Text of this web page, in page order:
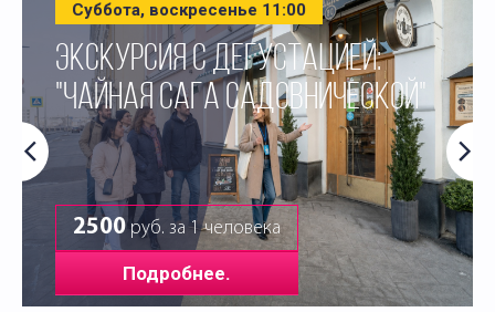
Суббота, воскресенье 11:00
ЭКСКУРСИЯ С ДЕГУСТАЦИЕЙ:
"ЧАЙНАЯ САГА САДОВНИЧЕСКОЙ"
2500руб. за 1 человека
Подробнее.